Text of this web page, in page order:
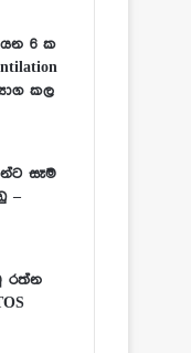
6 ක
කල
සෑම
–
රත්න